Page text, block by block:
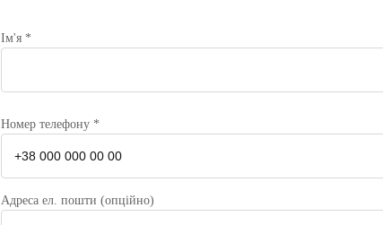
Ім'я *
Номер телефону *
Адреса ел. пошти (опційно)